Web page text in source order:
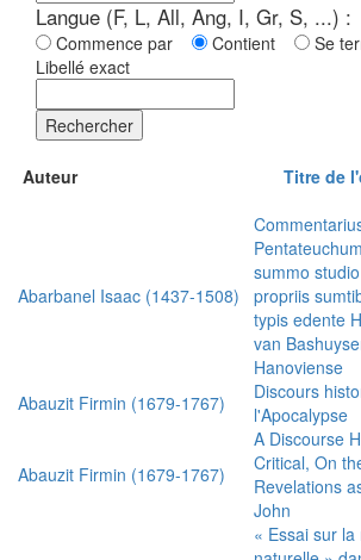
Langue (F, L, All, Ang, I, Gr, S, ...) :
Commence par Contient
Se
Libellé exact
Rechercher
Auteur Titre de
Abarbanel Isaac (1437-1508)
summo
propriis
typis edente
van
Hanoviense
Abauzit Firmin (1679-1767)
Discours
l'Apocalypse
Abauzit Firmin (1679-1767)
A Discourse
Critical, On
Revelations
John
« Essai sur la